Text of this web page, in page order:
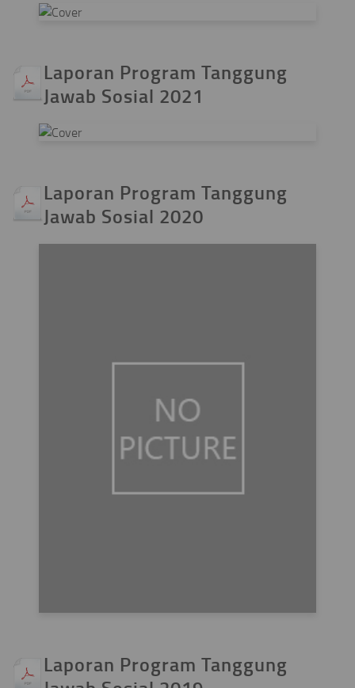
Laporan Program Tanggung
Jawab Sosial 2021
Laporan Program Tanggung
Jawab Sosial 2020
Laporan Program Tanggung